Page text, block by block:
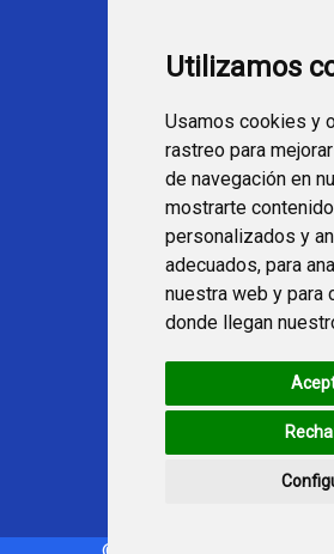
Utilizamos
Usamos cookies y
rastreo para
de navegación en
mostrarte
personalizados y
adecuados, para
nuestra web y para
donde llegan
Ver TV Online
Fútbol en la tele
Programación en
Webs
programatv.es
Redes